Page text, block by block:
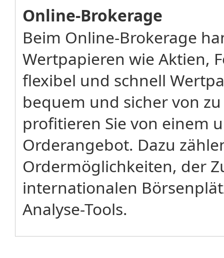
Online-Brokerage
Beim Online-Brokerage
Wertpapieren wie Aktien,
flexibel und schnell
bequem und sicher von
profitieren Sie von einem
Orderangebot. Dazu
Ordermöglichkeiten, der
internationalen
Analyse-Tools.